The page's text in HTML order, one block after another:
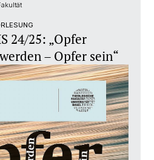
24/25: „Opfer
– Opfer sein“